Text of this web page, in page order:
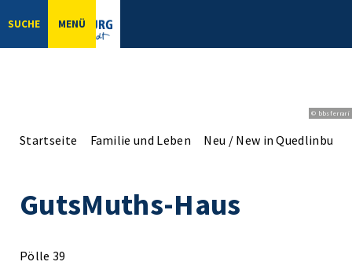
SUCHE MENÜ
© bbsferrari
Startseite Familie und Leben Neu / New in Quedlinburg
GutsMuths-Haus
Pölle 39